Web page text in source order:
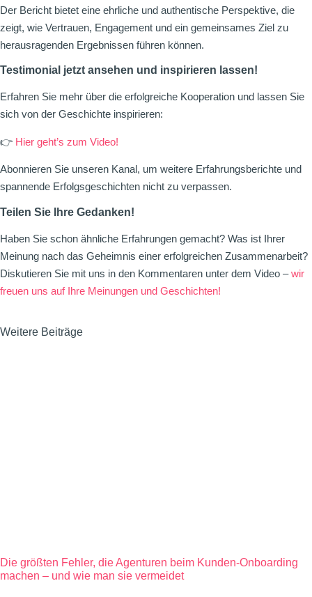
Der Bericht bietet eine ehrliche und authentische Perspektive, die
zeigt, wie Vertrauen, Engagement und ein gemeinsames Ziel zu
herausragenden Ergebnissen führen können.
Testimonial jetzt ansehen und inspirieren lassen!
Erfahren Sie mehr über die erfolgreiche Kooperation und lassen Sie
sich von der Geschichte inspirieren:
👉 Hier geht’s zum Video!
Abonnieren Sie unseren Kanal, um weitere Erfahrungsberichte und
spannende Erfolgsgeschichten nicht zu verpassen.
Teilen Sie Ihre Gedanken!
Haben Sie schon ähnliche Erfahrungen gemacht? Was ist Ihrer
Meinung nach das Geheimnis einer erfolgreichen Zusammenarbeit?
Diskutieren Sie mit uns in den Kommentaren unter dem Video –wir
freuen uns auf Ihre Meinungen und Geschichten!
Weitere Beiträge
Die größten Fehler, die Agenturen beim Kunden-Onboarding
machen – und wie man sie vermeidet